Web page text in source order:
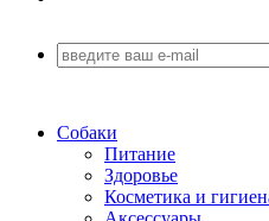
Собаки
Питание
Здоровье
Косметика и